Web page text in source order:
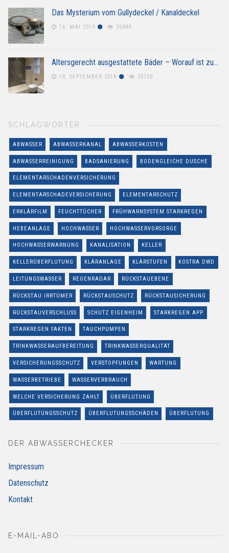
Das Mysterium vom Gullydeckel / Kanaldeckel
16. MAI 2019 35889
Altersgerecht ausgestattete Bäder – Worauf ist zu…
10. SEPTEMBER 2018 35720
SCHLAGWÖRTER
ABWASSER ABWASSERKANAL ABWASSERKOSTEN
ABWASSERREINIGUNG BADSANIERUNG BODENGLEICHE DUSCHE
ELEMENTARSCHADENVERSICHERUNG
ELEMENTARSCHADEVERSICHERUNG ELEMENTARSCHUTZ
ERKLÄRFILM FEUCHTTÜCHER FRÜHWARNSYSTEM STARKREGEN
HEBEANLAGE HOCHWASSER HOCHWASSERVORSORGE
HOCHWASSERWARNUNG KANALISATION KELLER
KELLERÜBERFLUTUNG KLÄRANLAGE KLÄRSTUFEN KOSTRA DWD
LEITUNGSWASSER REGENRADAR RÜCKSTAUEBENE
RÜCKSTAU IRRTÜMER RÜCKSTAUSCHUTZ RÜCKSTAUSICHERUNG
RÜCKSTAUVERSCHLUSS SCHUTZ EIGENHEIM STARKREGEN APP
STARKREGEN FAKTEN TAUCHPUMPEN
TRINKWASSERAUFBEREITUNG TRINKWASSERQUALITÄT
VERSICHERUNGSSCHUTZ VERSTOPFUNGEN WARTUNG
WASSERBETRIEBE WASSERVERBRAUCH
WELCHE VERSICHERUNG ZAHLT ÜBERFLUTUNG
ÜBERFLUTUNGSSCHUTZ ÜBERFLUTUNGSSCHÄDEN ÜBERFLUTUNG
DER ABWASSERCHECKER
Impressum
Datenschutz
Kontakt
E-MAIL-ABO